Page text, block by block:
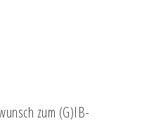
zum (G)IB-